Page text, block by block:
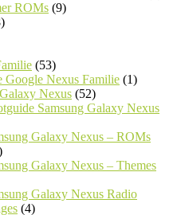
ROMs (9)
(53)
Google Nexus Familie (1)
Nexus (52)
Samsung Galaxy Nexus
Galaxy Nexus – ROMs
Galaxy Nexus – Themes
Galaxy Nexus Radio
(4)